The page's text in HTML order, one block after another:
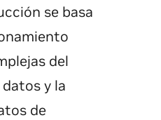
se basa
del
y la
de